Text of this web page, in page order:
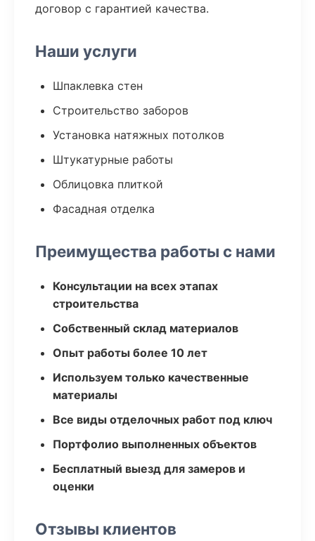
договор с гарантией качества.
Наши услуги
Шпаклевка стен
Строительство заборов
Установка натяжных потолков
Штукатурные работы
Облицовка плиткой
Фасадная отделка
Преимущества работы с нами
Консультации на всех этапах
строительства
Собственный склад материалов
Опыт работы более 10 лет
Используем только качественные
материалы
Все виды отделочных работ под ключ
Портфолио выполненных объектов
Бесплатный выезд для замеров и
оценки
Отзывы клиентов